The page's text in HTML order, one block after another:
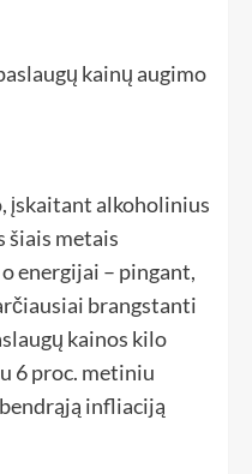
įskaitant alkoholinius
šiais metais
energijai – pingant,
brangstanti
kainos kilo
6 proc. metiniu
infliaciją